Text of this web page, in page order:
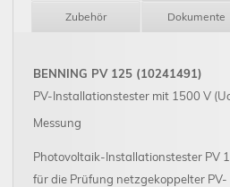
Zubehör Dokumente
BENNING PV 125 (10241491)
PV-Installationstester mit 1500 V
Messung
Photovoltaik-Installationstester PV
für die Prüfung netzgekoppelter PV-